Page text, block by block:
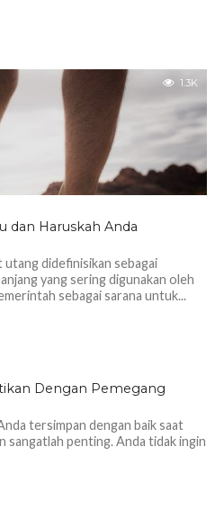
1.3K
dan Haruskah Anda
utang didefinisikan sebagai
yang sering digunakan oleh
sebagai sarana untuk...
Dengan Pemegang
tersimpan dengan baik saat
sangatlah penting. Anda tidak ingin